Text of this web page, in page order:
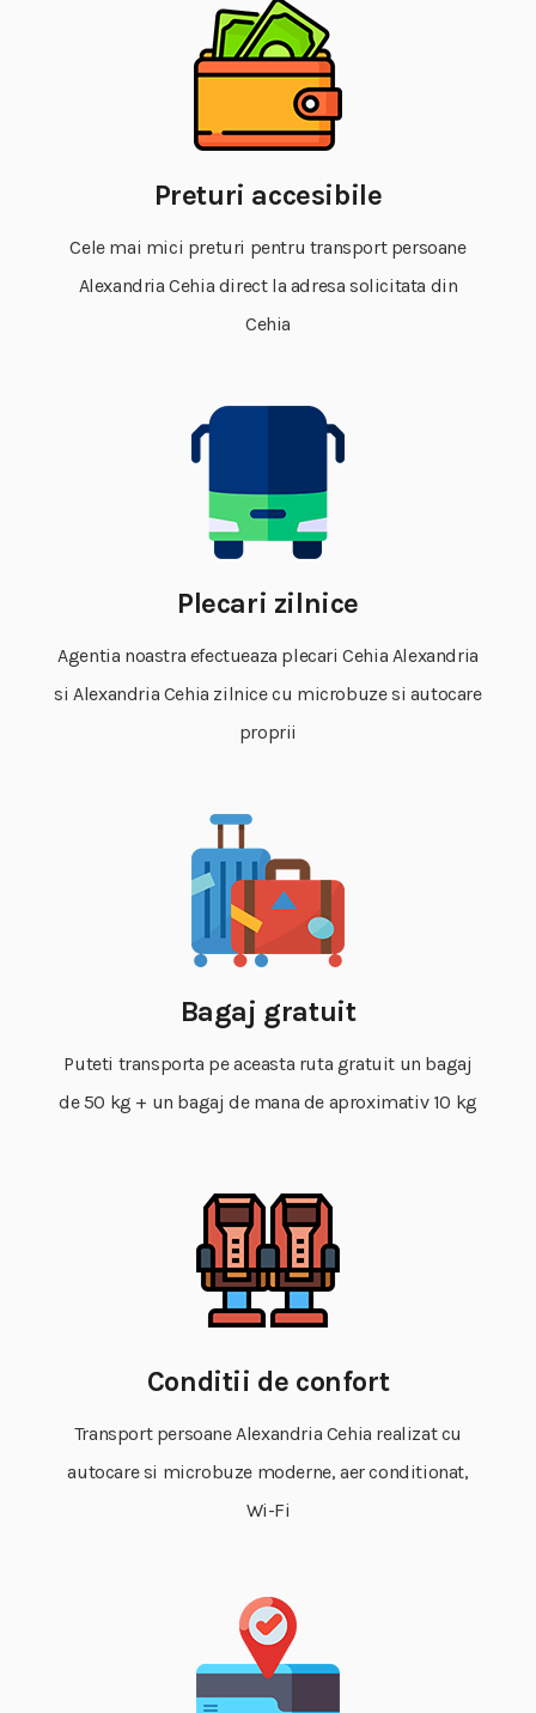
Preturi accesibile
Cele mai mici preturi pentru transport persoane
Alexandria Cehia direct la adresa solicitata din
Cehia
Plecari zilnice
Agentia noastra efectueaza plecari Cehia Alexandria
si Alexandria Cehia zilnice cu microbuze si autocare
proprii
Bagaj gratuit
Puteti transporta pe aceasta ruta gratuit un bagaj
de 50 kg + un bagaj de mana de aproximativ 10 kg
Conditii de confort
Transport persoane Alexandria Cehia realizat cu
autocare si microbuze moderne, aer conditionat,
Wi-Fi